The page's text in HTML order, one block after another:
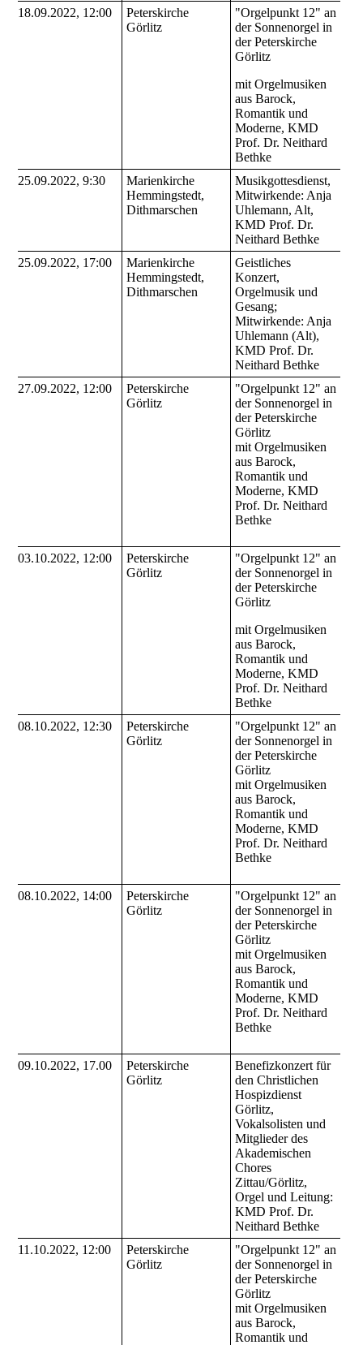
18.09.2022, 12:00
Peterskirche
Görlitz
"Orgelpunkt 12" an
der Sonnenorgel in
der Peterskirche
Görlitz
mit Orgelmusiken
aus Barock,
Romantik und
Moderne, KMD
Prof. Dr. Neithard
Bethke
25.09.2022, 9:30
Marienkirche
Hemmingstedt,
Dithmarschen
Musikgottesdienst,
Mitwirkende: Anja
Uhlemann, Alt,
KMD Prof. Dr.
Neithard Bethke
25.09.2022, 17:00
Marienkirche
Hemmingstedt,
Dithmarschen
Geistliches
Konzert,
Orgelmusik und
Gesang;
Mitwirkende: Anja
Uhlemann (Alt),
KMD Prof. Dr.
Neithard Bethke
27.09.2022, 12:00
Peterskirche
Görlitz
"Orgelpunkt 12" an
der Sonnenorgel in
der Peterskirche
Görlitz
mit Orgelmusiken
aus Barock,
Romantik und
Moderne, KMD
Prof. Dr. Neithard
Bethke
03.10.2022, 12:00
Peterskirche
Görlitz
"Orgelpunkt 12" an
der Sonnenorgel in
der Peterskirche
Görlitz
mit Orgelmusiken
aus Barock,
Romantik und
Moderne, KMD
Prof. Dr. Neithard
Bethke
08.10.2022, 12:30
Peterskirche
Görlitz
"Orgelpunkt 12" an
der Sonnenorgel in
der Peterskirche
Görlitz
mit Orgelmusiken
aus Barock,
Romantik und
Moderne, KMD
Prof. Dr. Neithard
Bethke
08.10.2022, 14:00
Peterskirche
Görlitz
"Orgelpunkt 12" an
der Sonnenorgel in
der Peterskirche
Görlitz
mit Orgelmusiken
aus Barock,
Romantik und
Moderne, KMD
Prof. Dr. Neithard
Bethke
09.10.2022, 17.00
Peterskirche
Görlitz
Benefizkonzert für
den Christlichen
Hospizdienst
Görlitz,
Vokalsolisten und
Mitglieder des
Akademischen
Chores
Zittau/Görlitz,
Orgel und Leitung:
KMD Prof. Dr.
Neithard Bethke
11.10.2022, 12:00
Peterskirche
Görlitz
"Orgelpunkt 12" an
der Sonnenorgel in
der Peterskirche
Görlitz
mit Orgelmusiken
aus Barock,
Romantik und